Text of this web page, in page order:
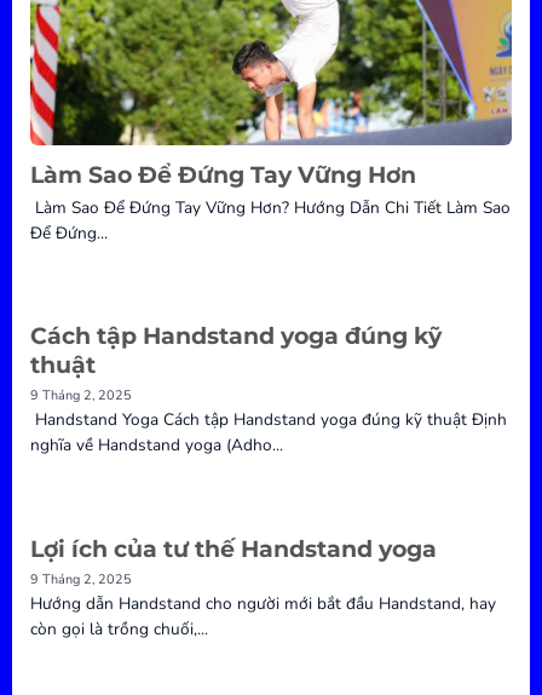
Làm Sao Để Đứng Tay Vững Hơn
Làm Sao Để Đứng Tay Vững Hơn? Hướng Dẫn Chi Tiết Làm Sao
Để Đứng...
Cách tập Handstand yoga đúng kỹ
thuật
9 Tháng 2, 2025
Handstand Yoga Cách tập Handstand yoga đúng kỹ thuật Định
nghĩa về Handstand yoga (Adho...
Lợi ích của tư thế Handstand yoga
9 Tháng 2, 2025
Hướng dẫn Handstand cho người mới bắt đầu Handstand, hay
còn gọi là trồng chuối,...